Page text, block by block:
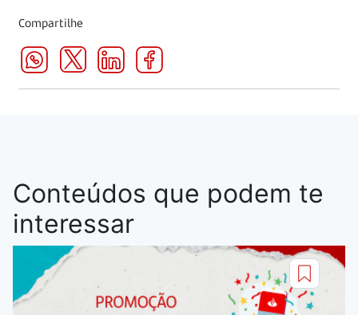
Compartilhe
Conteúdos que podem te
interessar